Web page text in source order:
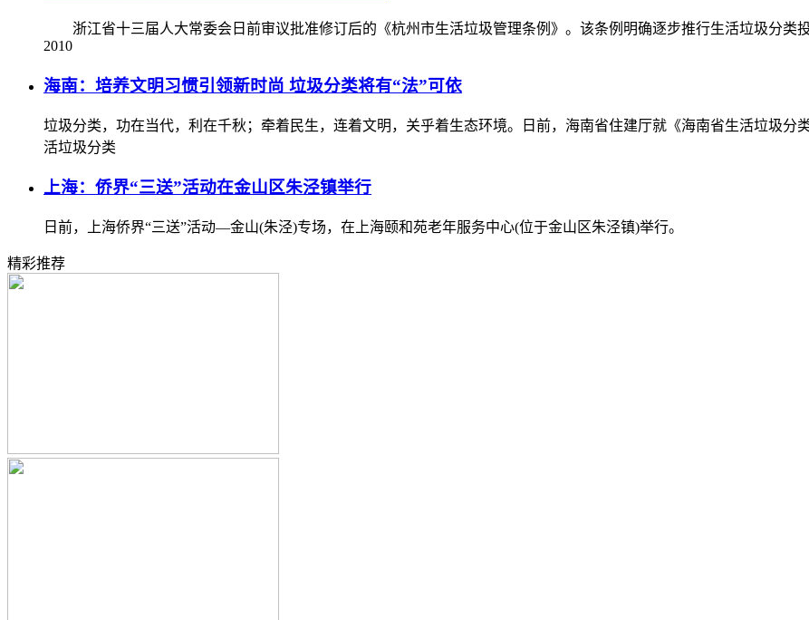
浙江省十三届人大常委会日前审议批准修订后的《杭州市生活垃圾管理条例》。该条例明确逐步推行生活垃圾分
2010
海南：培养文明习惯引领新时尚 垃圾分类将有“法”可依
垃圾分类，功在当代，利在千秋；牵着民生，连着文明，关乎着生态环境。日前，海南省住建厅就《海南省生活垃圾分
活垃圾分类
上海：侨界“三送”活动在金山区朱泾镇举行
日前，上海侨界“三送”活动—金山(朱泾)专场，在上海颐和苑老年服务中心(位于金山区朱泾镇)举行。
精彩推荐